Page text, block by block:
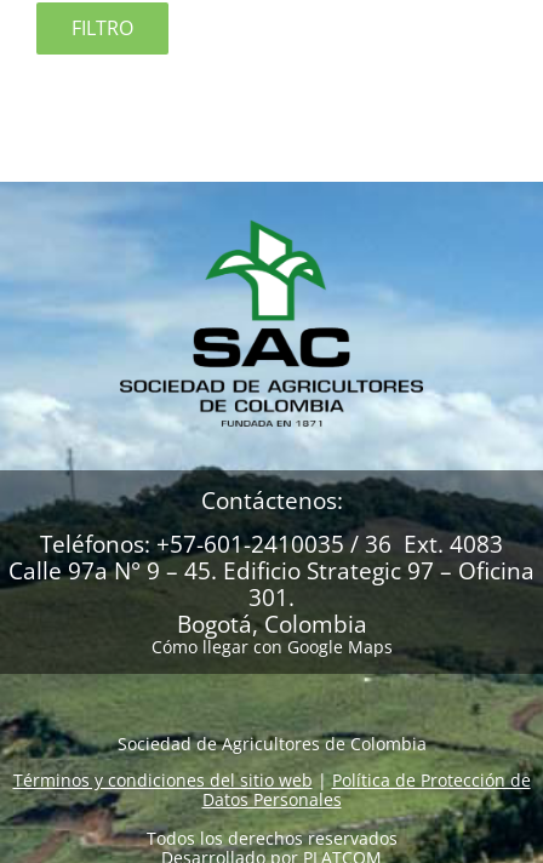
FILTRO
Contáctenos:
Teléfonos: +57-601-2410035 / 36 Ext. 4083
Calle 97a N° 9 – 45. Edificio Strategic 97 – Oficina
301.
Bogotá, Colombia
Cómo llegar con Google Maps
Sociedad de Agricultores de Colombia
Términos y condiciones del sitio web|Política de Protección de
Datos Personales
Todos los derechos reservados
Desarrollado por PLATCOM